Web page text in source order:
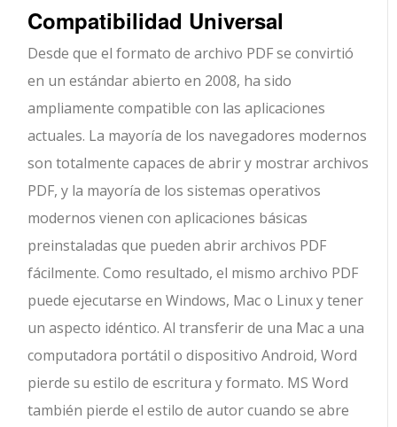
Compatibilidad Universal
Desde que el formato de archivo PDF se convirtió
en un estándar abierto en 2008, ha sido
ampliamente compatible con las aplicaciones
actuales. La mayoría de los navegadores modernos
son totalmente capaces de abrir y mostrar archivos
PDF, y la mayoría de los sistemas operativos
modernos vienen con aplicaciones básicas
preinstaladas que pueden abrir archivos PDF
fácilmente. Como resultado, el mismo archivo PDF
puede ejecutarse en Windows, Mac o Linux y tener
un aspecto idéntico. Al transferir de una Mac a una
computadora portátil o dispositivo Android, Word
pierde su estilo de escritura y formato. MS Word
también pierde el estilo de autor cuando se abre